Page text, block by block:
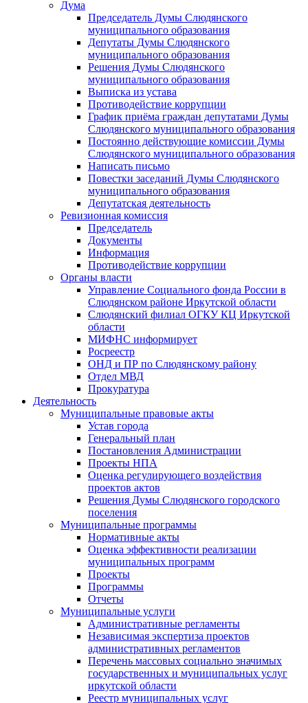
Дума
Председатель Думы Слюдянского
муниципального образования
Депутаты Думы Слюдянского
муниципального образования
Решения Думы Слюдянского
муниципального образования
Выписка из устава
Противодействие коррупции
График приёма граждан депутатами Думы
Слюдянского муниципального образования
Постоянно действующие комиссии Думы
Слюдянского муниципального образования
Написать письмо
Повестки заседаний Думы Слюдянского
муниципального образования
Депутатская деятельность
Ревизионная комиссия
Председатель
Документы
Информация
Противодействие коррупции
Органы власти
Управление Социального фонда России в
Слюдянском районе Иркутской области
Слюдянский филиал ОГКУ КЦ Иркутской
области
МИФНС информирует
Росреестр
ОНД и ПР по Слюдянскому району
Отдел МВД
Прокуратура
Деятельность
Муниципальные правовые акты
Устав города
Генеральный план
Постановления Администрации
Проекты НПА
Оценка регулирующего воздействия
проектов актов
Решения Думы Слюдянского городского
поселения
Муниципальные программы
Нормативные акты
Оценка эффективности реализации
муниципальных программ
Проекты
Программы
Отчеты
Муниципальные услуги
Административные регламенты
Независимая экспертиза проектов
административных регламентов
Перечень массовых социально значимых
государственных и муниципальных услуг
иркутской области
Реестр муниципальных услуг